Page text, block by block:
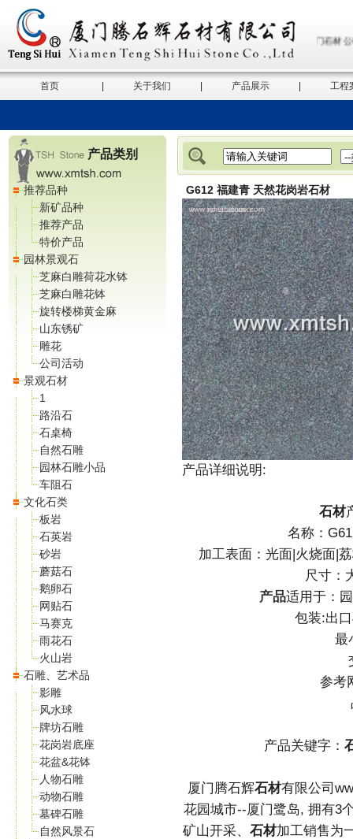
厦门腾石辉石材有限公司，厦门石材公
首页 关于我们 产品展示 工程
产品类别
推荐品种
新矿品种
推荐产品
特价产品
园林景观石
芝麻白雕荷花水钵
芝麻白雕花钵
旋转楼梯黄金麻
山东锈矿
雕花
公司活动
景观石材
1
路沿石
石桌椅
自然石雕
园林石雕小品
车阻石
文化石类
板岩
石英岩
砂岩
蘑菇石
鹅卵石
网贴石
马赛克
雨花石
火山岩
石雕、艺术品
影雕
风水球
牌坊石雕
花岗岩底座
花盆&花钵
人物石雕
动物石雕
墓碑石雕
自然风景石
G612 福建青 天然花岗岩石材
产品详细说明:
石材
名称：
加工表面：光面|火烧面|
尺寸：
产品适用于：
包装:出口
最
参考
产品关键字：
厦门腾石辉石材有限公司
花园城市--厦门鹭岛, 拥有3
矿山开采、 石材加工销售为